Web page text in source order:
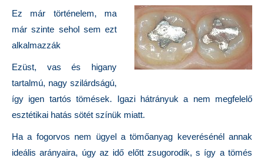
Ez már történelem, ma
már szinte sehol sem ezt
alkalmazzák
Ezüst, vas és higany
tartalmú, nagy szilárdságú,
így igen tartós tömések. Igazi hátrányuk a nem megfelelő
esztétikai hatás sötét színük miatt.
Ha a fogorvos nem ügyel a tömőanyag keverésénél annak
ideális arányaira, úgy az idő előtt zsugorodik, s így a tömés